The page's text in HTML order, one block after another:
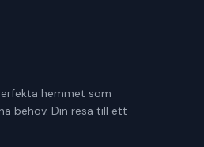
hemmet som
behov. Din resa till ett